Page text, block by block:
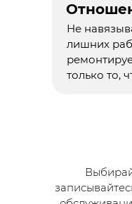
Не
лишних
только то,